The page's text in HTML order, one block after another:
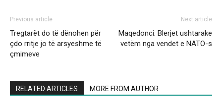
Previous article
Tregtarët do të dënohen për
çdo rritje jo të arsyeshme të
çmimeve
Next article
Maqedonci: Blerjet ushtarake
vetëm nga vendet e NATO-s
RELATED ARTICLES MORE FROM AUTHOR